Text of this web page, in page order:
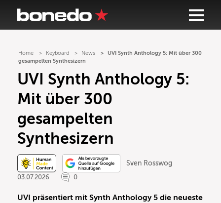
Home Keyboard News
UVI Synth Anthology 5: Mit über 300
gesampelten Synthesizern
UVI Synth Anthology 5:
Mit über 300
gesampelten
Synthesizern
Sven Rosswog
03.07.2026
0
UVI präsentiert mit Synth Anthology 5 die neueste